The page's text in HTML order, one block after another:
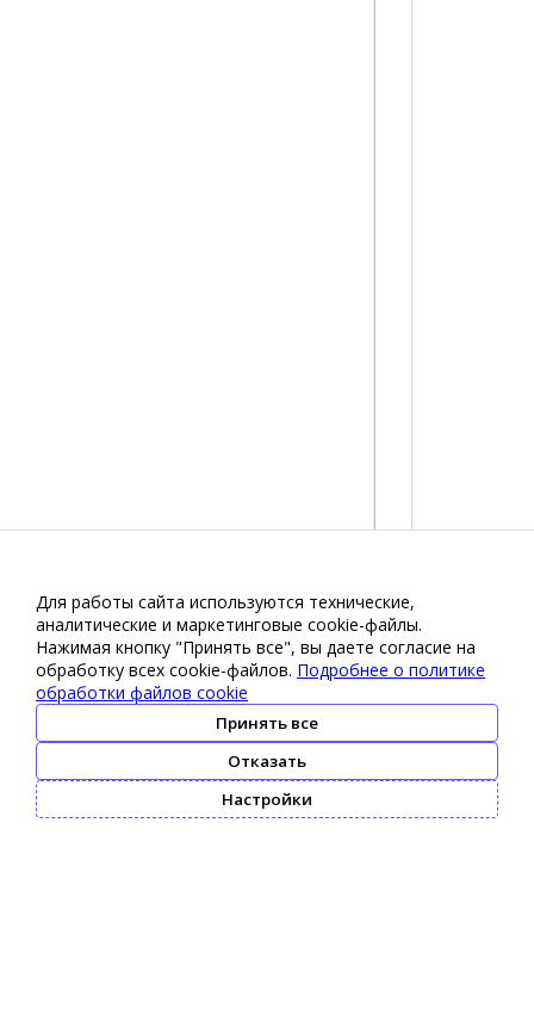
Для работы сайта используются технические,
аналитические и маркетинговые сооkіе-файлы.
Нажимая кнопку "Принять все", вы даете согласие на
обработку всех cookie-файлов. Подробнее о политике
обработки файлов cookie
Принять все
Отказать
Настройки